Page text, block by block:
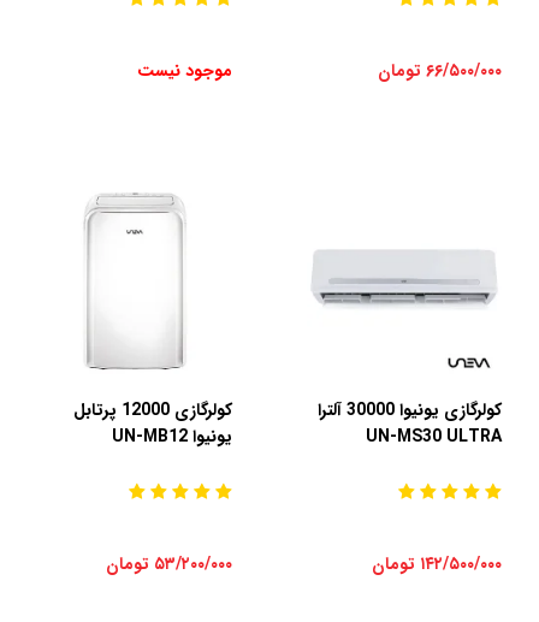
۶۶/۵۰۰/۰۰۰ تومان موجود نیست
کولرگازی یونیوا 30000 آلترا
UN-MS30 ULTRA
۱۴۲/۵۰۰/۰۰۰ تومان
کولرگازی 12000 پرتابل
یونیوا UN-MB12
۵۳/۲۰۰/۰۰۰ تومان